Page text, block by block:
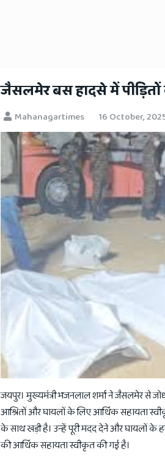
​जैसलमेर बस हादसे में
Mahanagartimes 16 October,
जयपुर। मुख्यमंत्री भजनलाल शर्मा ने जैसलमेर से
आश्रितों और घायलों के लिए आर्थिक सहायता
के साथ खड़ी है। उन्हें पूरी मदद देने और घायलों के
की आर्थिक सहायता स्वीकृत की गई है।